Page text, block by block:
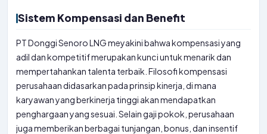
Sistem Kompensasi dan Benefit
PT Donggi Senoro LNG meyakini bahwa kompensasi yang
adil dan kompetitif merupakan kunci untuk menarik dan
mempertahankan talenta terbaik. Filosofi kompensasi
perusahaan didasarkan pada prinsip kinerja, di mana
karyawan yang berkinerja tinggi akan mendapatkan
penghargaan yang sesuai. Selain gaji pokok, perusahaan
juga memberikan berbagai tunjangan, bonus, dan insentif